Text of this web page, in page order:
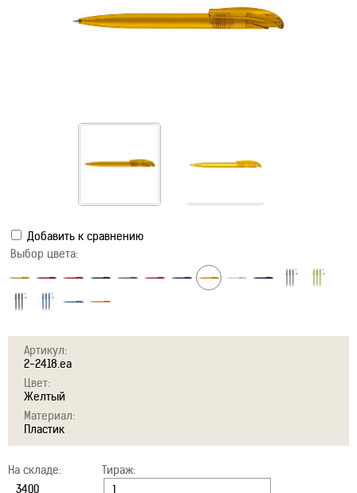
Добавить к сравнению
Выбор цвета:
Артикул:
2-2418.ea
Цвет:
Желтый
Материал:
Пластик
На складе: Тираж: